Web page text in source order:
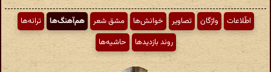
اطّلاعات واژگان تصاویر خوانش‌ها مشق شعر هم‌آهنگ‌ها
ترانه‌ها
روند بازدیدها
حاشیه‌ها